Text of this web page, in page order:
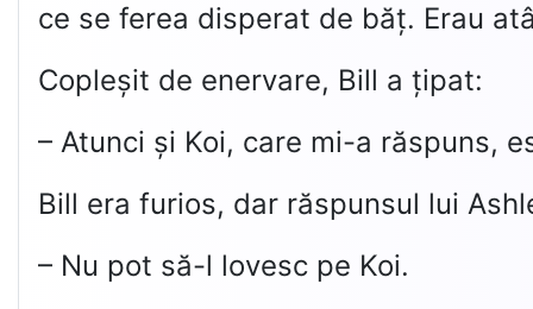
ce se ferea disperat de băț. Erau
Copleșit de enervare, Bill a țipat:
– Atunci și Koi, care mi-a răspuns,
Bill era furios, dar răspunsul lui
– Nu pot să-l lovesc pe Koi.